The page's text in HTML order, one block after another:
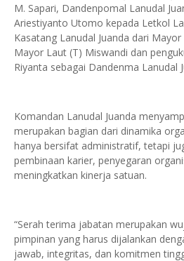
M. Sapari, Dandenpomal Lanudal
Ariestiyanto Utomo kepada Letkol
Kasatang Lanudal Juanda dari
Mayor Laut (T) Miswandi dan
Riyanta sebagai Dandenma Lanudal
Komandan Lanudal Juanda
merupakan bagian dari dinamika
hanya bersifat administratif, tetapi
pembinaan karier, penyegaran
meningkatkan kinerja satuan.
‎“Serah terima jabatan merupakan
pimpinan yang harus dijalankan
jawab, integritas, dan komitmen